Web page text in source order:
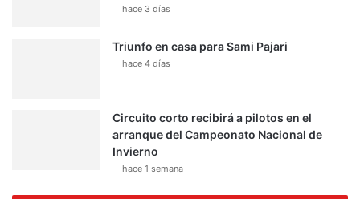
hace 3 días
Triunfo en casa para Sami Pajari
hace 4 días
Circuito corto recibirá a pilotos en el
arranque del Campeonato Nacional de
Invierno
hace 1 semana